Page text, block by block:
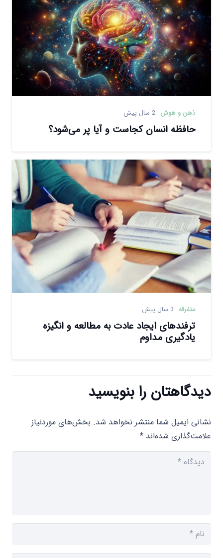
ذهن و هوش 2 سال پیش
حافظه انسان کجاست و آیا پر می‌شود؟
متفرقه 3 سال پیش
ترفندهای ایجاد عادت به مطالعه و انگیزه
یادگیری مداوم
دیدگاهتان را بنویسید
نشانی ایمیل شما منتشر نخواهد شد. بخش‌های موردنیاز
علامت‌گذاری شده‌اند *